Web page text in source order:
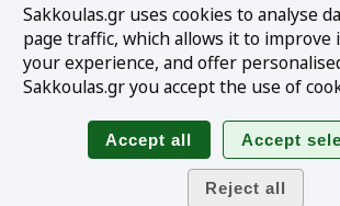
Tools
Online interest calculation
Follow us
Sakkoulas.gr uses cookies to analyse
page traffic, which allows it to improve
your experience, and offer
Sakkoulas.gr you accept the use of